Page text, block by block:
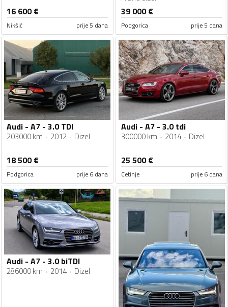
16 600€
Nikšić prije 5 dana
39 000€
Podgorica prije 5 dana
Audi - A7 - 3.0 TDI
203000 km 2012 Dizel
18 500€
Podgorica prije 6 dana
Audi - A7 - 3.0 tdi
300000 km 2014 Dizel
25 500€
Cetinje prije 6 dana
Audi - A7 - 3.0 biTDI
286000 km 2014 Dizel